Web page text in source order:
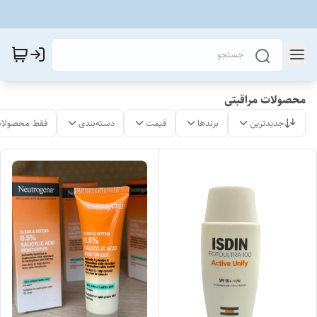
محصولات مراقبتی
جدیدترین برندها قیمت دسته‌بندی فقط